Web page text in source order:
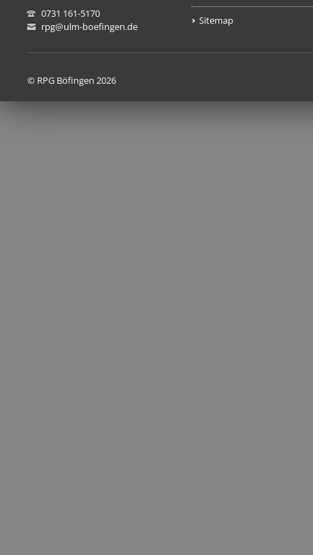
0731 161-5170
rpg@ulm-boefingen.de
Sitemap
© RPG Böfingen 2026